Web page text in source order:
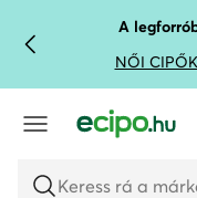
UGRÁS A FŐ
UGRÁS A KERESÉSHEZ
A
NŐI CIPŐK
Keress rá a